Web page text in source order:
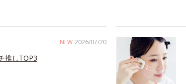
NEW 2026/07/20
推しTOP3